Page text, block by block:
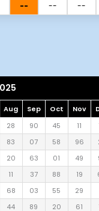
-- -- --
Aug Sep Oct Nov
28 90 45 11
83 07 58 96
20 63 01 49
11 37 88 19
68 03 55 29
44 89 20 61